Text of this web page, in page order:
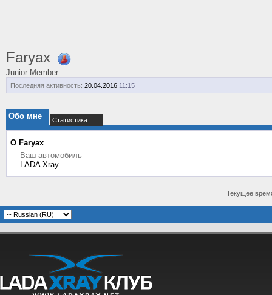
Faryax
Junior Member
Последняя активность: 20.04.2016 11:15
Обо мне Статистика
О Faryax
Ваш автомобиль
LADA Xray
Текущее